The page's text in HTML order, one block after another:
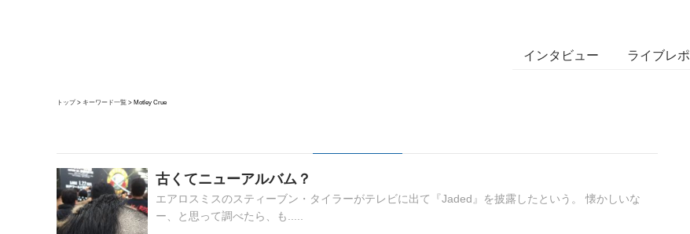
インタビュー ライブレポ
トップ キーワード一覧 Motley Crue
古くてニューアルバム？
エアロスミスのスティーブン・タイラーがテレビに出て『Jaded』を披露したという。 懐かしいな
ー、と思って調べたら、も.....